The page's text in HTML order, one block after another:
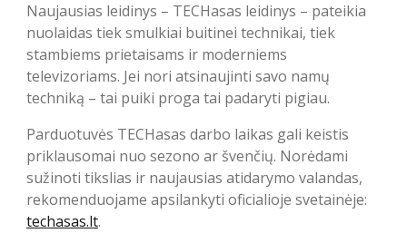
Naujausias leidinys – TECHasas leidinys – pateikia
nuolaidas tiek smulkiai buitinei technikai, tiek
stambiems prietaisams ir moderniems
televizoriams. Jei nori atsinaujinti savo namų
techniką – tai puiki proga tai padaryti pigiau.
Parduotuvės TECHasas darbo laikas gali keistis
priklausomai nuo sezono ar švenčių. Norėdami
sužinoti tikslias ir naujausias atidarymo valandas,
rekomenduojame apsilankyti oficialioje svetainėje:
techasas.lt.